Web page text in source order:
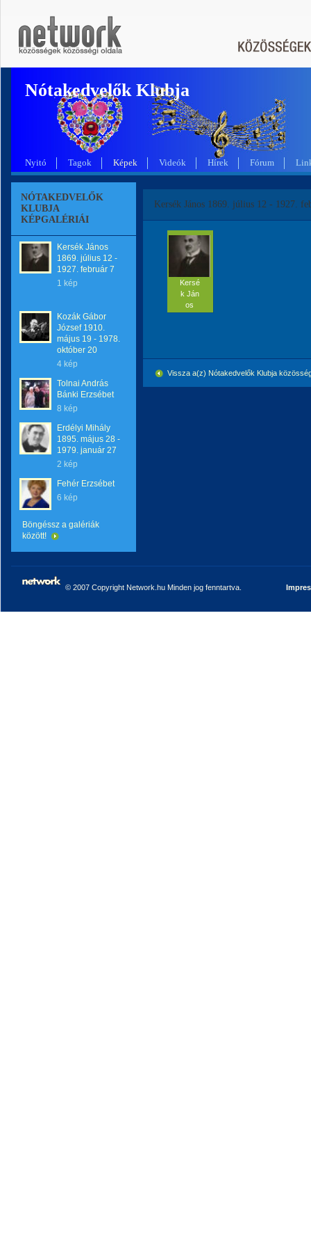
Nótakedvelők Klubja
Nyitó Tagok Képek Videók Hírek Fórum
NÓTAKEDVELŐK
KLUBJA
KÉPGALÉRIÁI
Kersék János
1869. július 12 -
1927. február 7
1 kép
Kozák Gábor
József 1910.
május 19 - 1978.
október 20
4 kép
Tolnai András
Bánki Erzsébet
8 kép
Erdélyi Mihály
1895. május 28 -
1979. január 27
2 kép
Fehér Erzsébet
6 kép
Böngéssz a galériák
között!
Kersék János 1869. július 12 - 1927.
Kersé
k Ján
os
Vissza a(z) Nótakedvelők Klubja
© 2007 Copyright Network.hu Minden jog fenntartva.